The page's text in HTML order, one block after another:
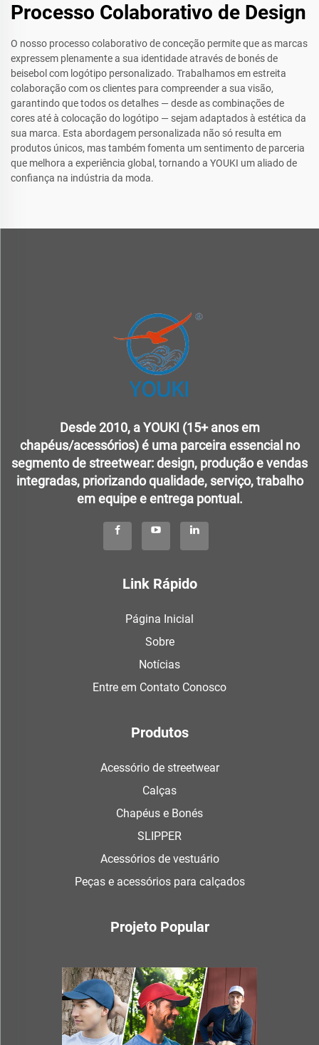
Processo Colaborativo de Design
O nosso processo colaborativo de conceção permite que as marcas
expressem plenamente a sua identidade através de bonés de
beisebol com logótipo personalizado. Trabalhamos em estreita
colaboração com os clientes para compreender a sua visão,
garantindo que todos os detalhes — desde as combinações de
cores até à colocação do logótipo — sejam adaptados à estética da
sua marca. Esta abordagem personalizada não só resulta em
produtos únicos, mas também fomenta um sentimento de parceria
que melhora a experiência global, tornando a YOUKI um aliado de
confiança na indústria da moda.
Desde 2010, a YOUKI (15+ anos em
chapéus/acessórios) é uma parceira essencial no
segmento de streetwear: design, produção e vendas
integradas, priorizando qualidade, serviço, trabalho
em equipe e entrega pontual.
Link Rápido
Página Inicial
Sobre
Notícias
Entre em Contato Conosco
Produtos
Acessório de streetwear
Calças
Chapéus e Bonés
SLIPPER
Acessórios de vestuário
Peças e acessórios para calçados
Projeto Popular